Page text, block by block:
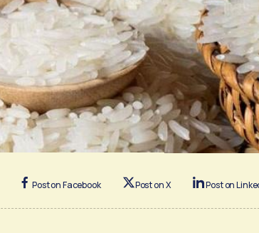
Post on Facebook Post on X Post on